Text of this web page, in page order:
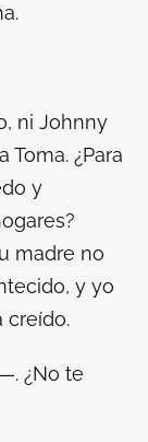
ni Johnny
Toma. ¿Para
y
madre no
y yo
creído.
¿No te